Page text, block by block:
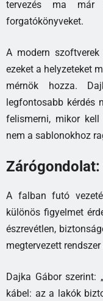
tervezés ma már
forgatókönyveket.
A modern
ezeket a helyzeteket
mérnök hozza.
legfontosabb kérdés
felismerni, mikor
nem a sablonokhoz
A falban futó
különös figyelmet
észrevétlen,
megtervezett
Dajka Gábor szerint:
kábel: az a lakók